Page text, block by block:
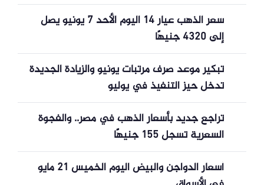
سعر الذهب عيار 14 اليوم الأحد 7 يونيو يصل
إلى 4320 جنيهًا
تبكير موعد صرف مرتبات يونيو والزيادة الجديدة
تدخل حيز التنفيذ في يوليو
تراجع جديد بأسعار الذهب في مصر.. والفجوة
السعرية تسجل 155 جنيهًا
أسعار الدواجن والبيض اليوم الخميس 21 مايو